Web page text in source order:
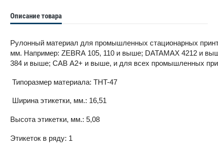
Описание товара
Рулонный материал для промышленных стационарных
мм. Например: ZEBRA 105, 110 и выше; DATAMAX 4212 и
384 и выше; CAB A2+ и выше, и для всех промышленных
Типоразмер материала: THT-47
Ширина этикетки, мм.: 16,51
Высота этикетки, мм.: 5,08
Этикеток в ряду: 1